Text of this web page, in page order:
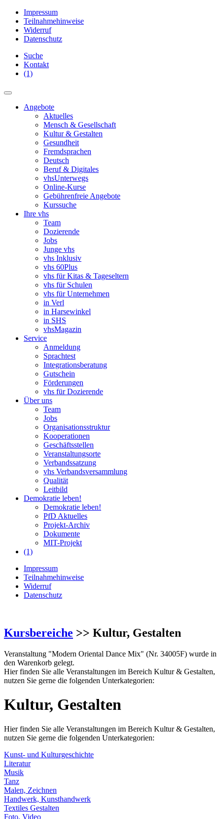
Impressum
Teilnahmehinweise
Widerruf
Datenschutz
Suche
Kontakt
(1)
Angebote
Aktuelles
Mensch & Gesellschaft
Kultur & Gestalten
Gesundheit
Fremdsprachen
Deutsch
Beruf & Digitales
vhsUnterwegs
Online-Kurse
Gebührenfreie Angebote
Kurssuche
Ihre vhs
Team
Dozierende
Jobs
Junge vhs
vhs Inklusiv
vhs 60Plus
vhs für Kitas & Tageseltern
vhs für Schulen
vhs für Unternehmen
in Verl
in Harsewinkel
in SHS
vhsMagazin
Service
Anmeldung
Sprachtest
Integrationsberatung
Gutschein
Förderungen
vhs für Dozierende
Über uns
Team
Jobs
Organisationsstruktur
Kooperationen
Geschäftsstellen
Veranstaltungsorte
Verbandssatzung
vhs Verbandsversammlung
Qualität
Leitbild
Demokratie leben!
Demokratie leben!
PfD Aktuelles
Projekt-Archiv
Dokumente
MIT-Projekt
(1)
Impressum
Teilnahmehinweise
Widerruf
Datenschutz
Kursbereiche >> Kultur, Gestalten
Veranstaltung "Modern Oriental Dance Mix" (Nr. 34005F) wurde in
den Warenkorb gelegt.
Hier finden Sie alle Veranstaltungen im Bereich Kultur & Gestalten,
nutzen Sie gerne die folgenden Unterkategorien:
Kultur, Gestalten
Hier finden Sie alle Veranstaltungen im Bereich Kultur & Gestalten,
nutzen Sie gerne die folgenden Unterkategorien:
Kunst- und Kulturgeschichte
Literatur
Musik
Tanz
Malen, Zeichnen
Handwerk, Kunsthandwerk
Textiles Gestalten
Foto, Video